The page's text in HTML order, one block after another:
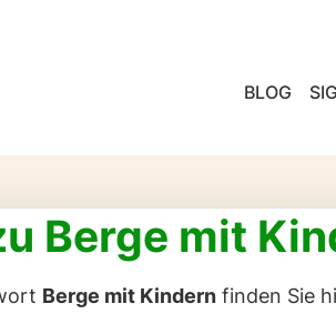
BLOG
Berge mit
Berge mit Kindern finden Sie